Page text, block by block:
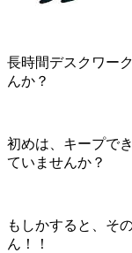
長時間デスクワー
んか？
初めは、キープで
ていませんか？
もしかすると、そ
ん！！